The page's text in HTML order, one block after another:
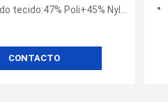
Poli+45% Nylon+8% Espandêx
CONTACTO